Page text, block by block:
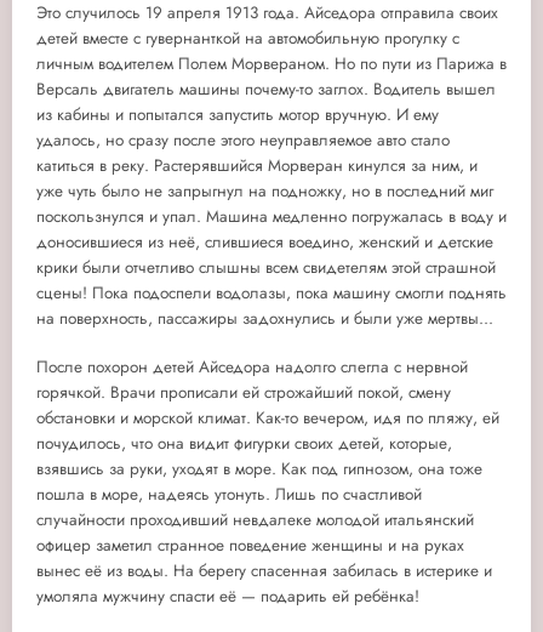
Это случилось 19 апреля 1913 года. Айседора отправила своих
детей вместе с гувернанткой на автомобильную прогулку с
личным водителем Полем Морвераном. Но по пути из Парижа в
Версаль двигатель машины почему-то заглох. Водитель вышел
из кабины и попытался запустить мотор вручную. И ему
удалось, но сразу после этого неуправляемое авто стало
катиться в реку. Растерявшийся Морверан кинулся за ним, и
уже чуть было не запрыгнул на подножку, но в последний миг
поскользнулся и упал. Машина медленно погружалась в воду и
доносившиеся из неё, слившиеся воедино, женский и детские
крики были отчетливо слышны всем свидетелям этой страшной
сцены! Пока подоспели водолазы, пока машину смогли поднять
на поверхность, пассажиры задохнулись и были уже мертвы...
После похорон детей Айседора надолго слегла с нервной
горячкой. Врачи прописали ей строжайший покой, смену
обстановки и морской климат. Как-то вечером, идя по пляжу, ей
почудилось, что она видит фигурки своих детей, которые,
взявшись за руки, уходят в море. Как под гипнозом, она тоже
пошла в море, надеясь утонуть. Лишь по счастливой
случайности проходивший невдалеке молодой итальянский
офицер заметил странное поведение женщины и на руках
вынес её из воды. На берегу спасенная забилась в истерике и
умоляла мужчину спасти её — подарить ей ребёнка!